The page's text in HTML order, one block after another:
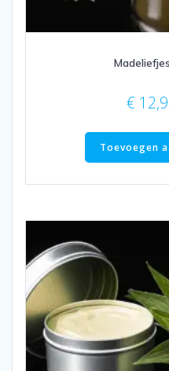
€
Toevoegen